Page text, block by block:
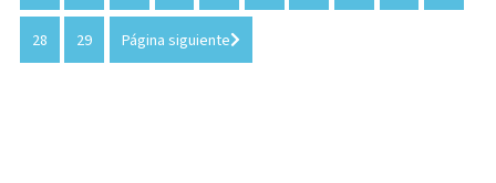
28 29 Página siguiente